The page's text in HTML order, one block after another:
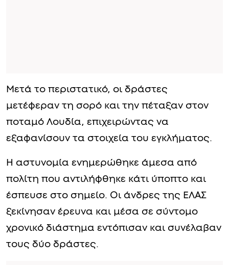
Μετά το περιστατικό, οι δράστες
μετέφεραν τη σορό και την πέταξαν στον
ποταμό Λουδία, επιχειρώντας να
εξαφανίσουν τα στοιχεία του εγκλήματος.
Η αστυνομία ενημερώθηκε άμεσα από
πολίτη που αντιλήφθηκε κάτι ύποπτο και
έσπευσε στο σημείο. Οι άνδρες της ΕΛΑΣ
ξεκίνησαν έρευνα και μέσα σε σύντομο
χρονικό διάστημα εντόπισαν και συνέλαβαν
τους δύο δράστες.